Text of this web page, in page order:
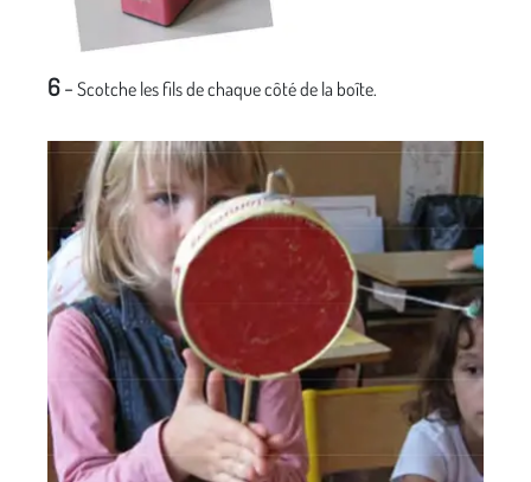
6- Scotche les fils de chaque côté de la boîte.